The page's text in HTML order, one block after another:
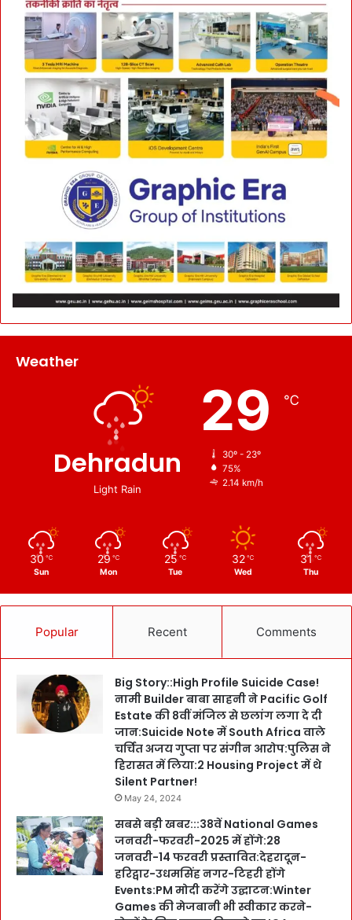
Weather
Dehradun
Light Rain
29 ℃
30º - 23º
75%
2.14 km/h
30 ℃
Sun
29 ℃
Mon
25 ℃
Tue
32 ℃
Wed
31 ℃
Thu
Popular Recent Comments
Big Story::High Profile Suicide Case!
नामी Builder बाबा साहनी ने Pacific Golf
Estate की 8वीं मंजिल से छलांग लगा दे दी
जान:Suicide Note में South Africa वाले
चर्चित अजय गुप्ता पर संगीन आरोप:पुलिस ने
हिरासत में लिया:2 Housing Project में थे
Silent Partner!
May 24, 2024
सबसे बड़ी खबर:::38वें National Games
जनवरी-फरवरी-2025 में होंगे:28
जनवरी-14 फरवरी प्रस्तावित:देहरादून-
हरिद्वार-उधमसिंह नगर-टिहरी होंगे
Events:PM मोदी करेंगे उद्घाटन:Winter
Games की मेजबानी भी स्वीकार करने-